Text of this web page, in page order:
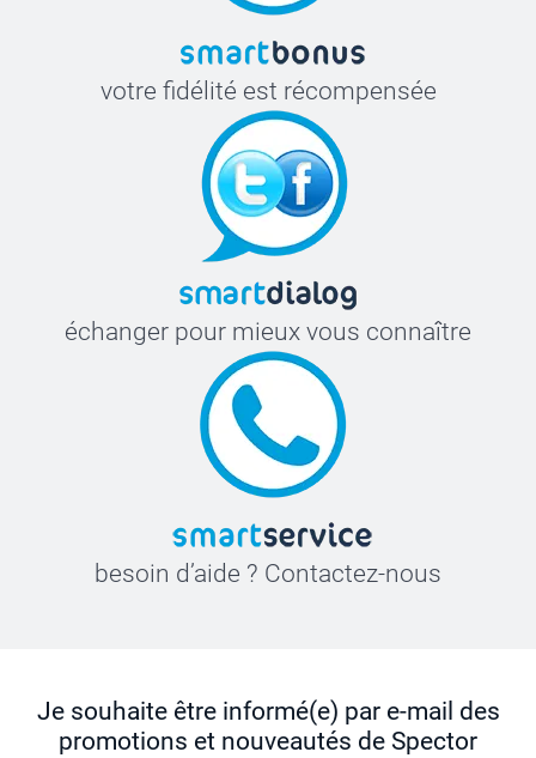
votre fidélité est récompensée
échanger pour mieux vous connaître
besoin d’aide ? Contactez-nous
Je souhaite être informé(e) par e-mail des
promotions et nouveautés de Spector